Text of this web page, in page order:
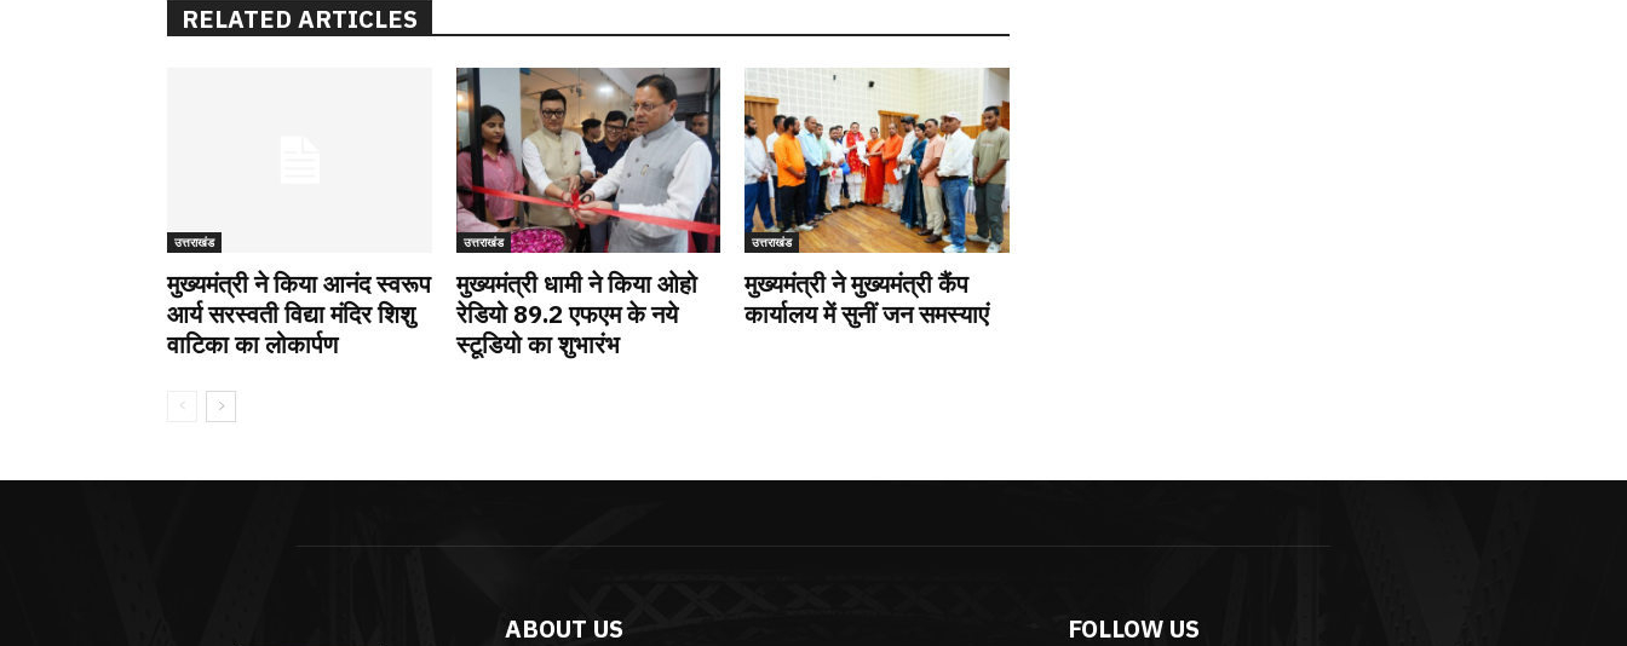
RELATED ARTICLES
उत्तराखंड
मुख्यमंत्री ने किया आनंद स्वरूप
आर्य सरस्वती विद्या मंदिर शिशु
वाटिका का लोकार्पण
उत्तराखंड
मुख्यमंत्री धामी ने किया ओहो
रेडियो 89.2 एफएम के नये
स्टूडियो का शुभारंभ
उत्तराखंड
मुख्यमंत्री ने मुख्यमंत्री कैंप
कार्यालय में सुनीं जन समस्याएं
ABOUT US FOLLOW US